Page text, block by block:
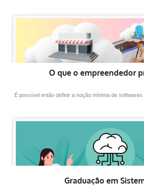
O que o empreendedor
É possível então definir a noção mínima de
Graduação em